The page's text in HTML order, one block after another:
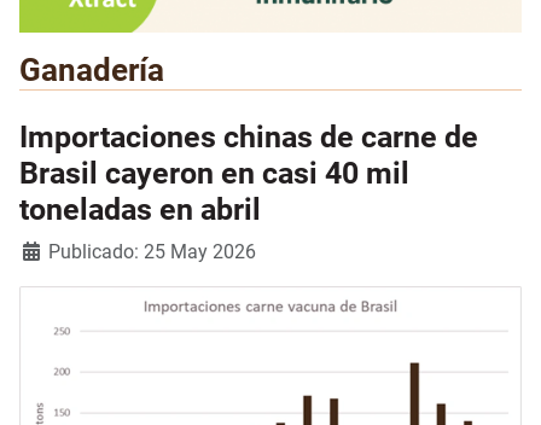
Ganadería
Importaciones chinas de carne de
Brasil cayeron en casi 40 mil
toneladas en abril
Detalles
Publicado: 25 May 2026